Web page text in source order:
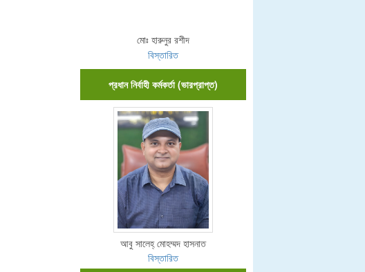
মোঃ হারুনুর রশীদ
বিস্তারিত
প্রধান নির্বাহী কর্মকর্তা (ভারপ্রাপ্ত)
আবু সালেহ্ মোহম্মদ হাসনাত
বিস্তারিত